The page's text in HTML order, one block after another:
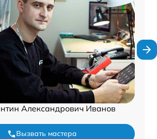
Александрович Иванов
Вызвать мастера